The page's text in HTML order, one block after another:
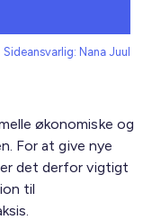
Sideansvarlig: Nana Juul
økonomiske og
For at give nye
det derfor vigtigt
til